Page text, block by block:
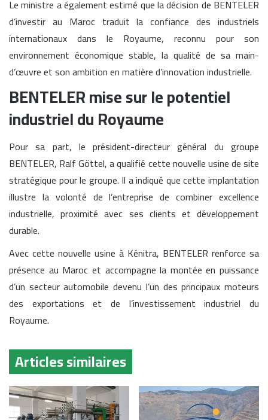
Le ministre a également estimé que la décision de BENTELER
d’investir au Maroc traduit la confiance des industriels
internationaux dans le Royaume, reconnu pour son
environnement économique stable, la qualité de sa main-
d’œuvre et son ambition en matière d’innovation industrielle.
BENTELER mise sur le potentiel
industriel du Royaume
Pour sa part, le président-directeur général du groupe
BENTELER, Ralf Göttel, a qualifié cette nouvelle usine de site
stratégique pour le groupe. Il a indiqué que cette implantation
illustre la volonté de l’entreprise de combiner excellence
industrielle, proximité avec ses clients et développement
durable.
Avec cette nouvelle usine à Kénitra, BENTELER renforce sa
présence au Maroc et accompagne la montée en puissance
d’un secteur automobile devenu l’un des principaux moteurs
des exportations et de l’investissement industriel du
Royaume.
Articles similaires